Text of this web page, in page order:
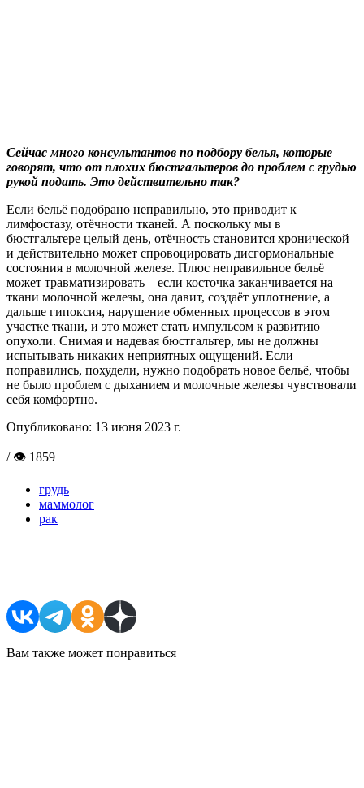
Сейчас много консультантов по подбору белья, которые
говорят, что от плохих бюстгальтеров до проблем с грудью
рукой подать. Это действительно так?
Если бельё подобрано неправильно, это приводит к
лимфостазу, отёчности тканей. А поскольку мы в
бюстгальтере целый день, отёчность становится хронической
и действительно может спровоцировать дисгормональные
состояния в молочной железе. Плюс неправильное бельё
может травматизировать – если косточка заканчивается на
ткани молочной железы, она давит, создаёт уплотнение, а
дальше гипоксия, нарушение обменных процессов в этом
участке ткани, и это может стать импульсом к развитию
опухоли. Снимая и надевая бюстгальтер, мы не должны
испытывать никаких неприятных ощущений. Если
поправились, похудели, нужно подобрать новое бельё, чтобы
не было проблем с дыханием и молочные железы чувствовали
себя комфортно.
Опубликовано: 13 июня 2023 г.
/ 👁 1859
грудь
маммолог
рак
Вам также может понравиться